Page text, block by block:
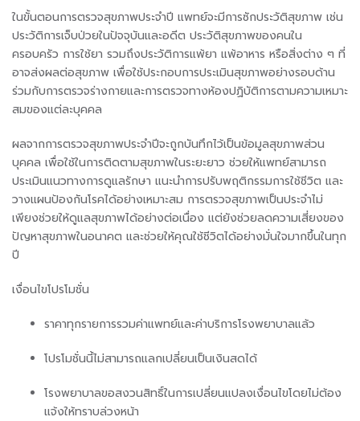
ในขั้นตอนการตรวจสุขภาพประจำปี แพทย์จะมีการซักประวัติสุขภาพ เช่น
ประวัติการเจ็บป่วยในปัจจุบันและอดีต ประวัติสุขภาพของคนใน
ครอบครัว การใช้ยา รวมถึงประวัติการแพ้ยา แพ้อาหาร หรือสิ่งต่าง ๆ ที่
อาจส่งผลต่อสุขภาพ เพื่อใช้ประกอบการประเมินสุขภาพอย่างรอบด้าน
ร่วมกับการตรวจร่างกายและการตรวจทางห้องปฏิบัติการตามความเหมาะ
สมของแต่ละบุคคล
ผลจากการตรวจสุขภาพประจำปีจะถูกบันทึกไว้เป็นข้อมูลสุขภาพส่วน
บุคคล เพื่อใช้ในการติดตามสุขภาพในระยะยาว ช่วยให้แพทย์สามารถ
ประเมินแนวทางการดูแลรักษา แนะนำการปรับพฤติกรรมการใช้ชีวิต และ
วางแผนป้องกันโรคได้อย่างเหมาะสม การตรวจสุขภาพเป็นประจำไม่
เพียงช่วยให้ดูแลสุขภาพได้อย่างต่อเนื่อง แต่ยังช่วยลดความเสี่ยงของ
ปัญหาสุขภาพในอนาคต และช่วยให้คุณใช้ชีวิตได้อย่างมั่นใจมากขึ้นในทุก
ปี
เงื่อนไขโปรโมชั่น
ราคาทุกรายการรวมค่าแพทย์และค่าบริการโรงพยาบาลแล้ว
โปรโมชั่นนี้ไม่สามารถแลกเปลี่ยนเป็นเงินสดได้
โรงพยาบาลขอสงวนสิทธิ์ในการเปลี่ยนแปลงเงื่อนไขโดยไม่ต้อง
แจ้งให้ทราบล่วงหน้า